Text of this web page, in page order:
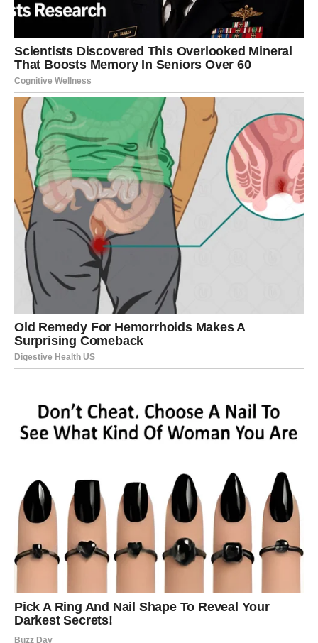
Ciganska karta Ljubavnik simbolizuje bliskost, romantiku i
osećaj da su emocije naglašene.
Ovo može biti dan kada ćete osetiti posebnu povezanost
sa osobom koju volite. Ako ste u vezi, moguće je da ćete
provesti lep i emotivan trenutak sa partnerom.
Za slobodne Rakove ova karta često najavljuje susret sa
osobom koja može probuditi snažne emocije. Ponekad se
ova karta pojavljuje u trenutku kada srce počinje da
prepoznaje nekoga ko ima posebno mesto u vašem
životu.
Lav – Karta Sreća
Lavovima današnja karta donosi veoma pozitivnu
energiju. Ciganska karta Sreća simbolizuje radost,
olakšanje i događaje koji vraćaju veru u dobre stvari.
Moguće je da ćete dobiti lepu vest ili doživeti trenutak
uspeh i priznanje, a ova karta često nagoveštava upravo
takve trenutke.
ceni ili da ćete dobiti podršku koja vam mnogo znači.
Devica – Karta Razgovor
Device danas mogu imati važan razgovor koji može
promeniti način na koji gledaju na jednu situaciju.
Ciganska karta Razgovor simbolizuje iskrenost,
razjašnjenje i komunikaciju koja donosi jasnoću.